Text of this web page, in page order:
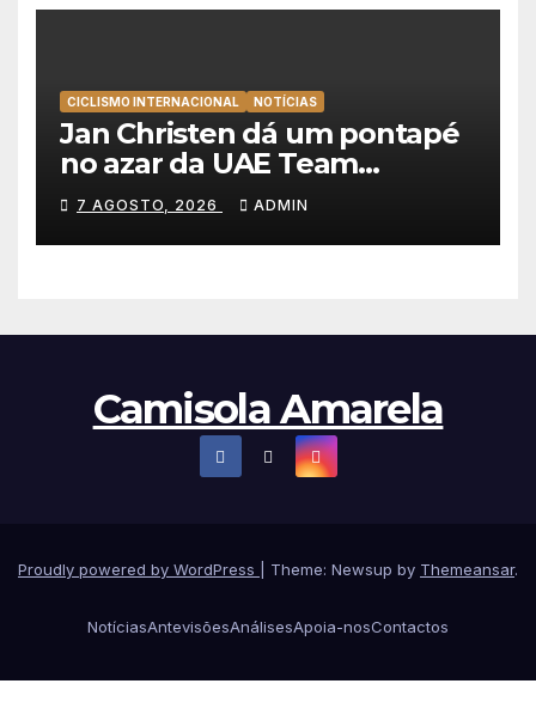
CICLISMO INTERNACIONAL NOTÍCIAS
Jan Christen dá um pontapé
no azar da UAE Team
Emirates e vence na Volta a
Polónia
7 AGOSTO, 2026 ADMIN
Camisola Amarela
Proudly powered by WordPress Theme: Newsup by Themeansar.
NotíciasAntevisõesAnálisesApoia-nosContactos